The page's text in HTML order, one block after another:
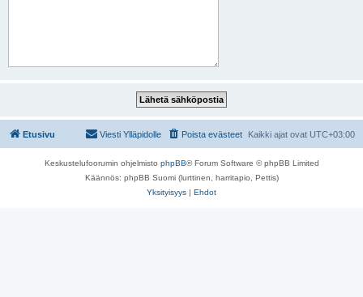
Etusivu Kaikki ajat ovat UTC+03:00
Poista evästeet
Viesti Ylläpidolle
Keskustelufoorumin ohjelmisto phpBB® Forum Software © phpBB Limited
Käännös: phpBB Suomi (lurttinen, harritapio, Pettis)
Yksityisyys | Ehdot